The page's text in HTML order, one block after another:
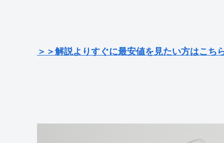
＞＞解説よりすぐに最安値を見たい方はこち